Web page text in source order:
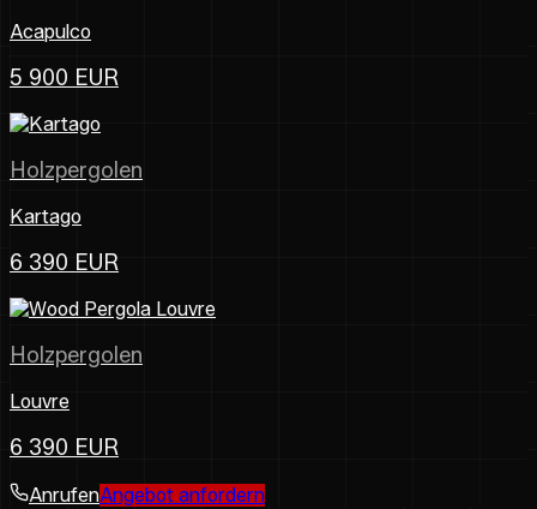
Acapulco
5 900 EUR
Holzpergolen
Kartago
6 390 EUR
Holzpergolen
Louvre
6 390 EUR
AnrufenAngebot anfordern